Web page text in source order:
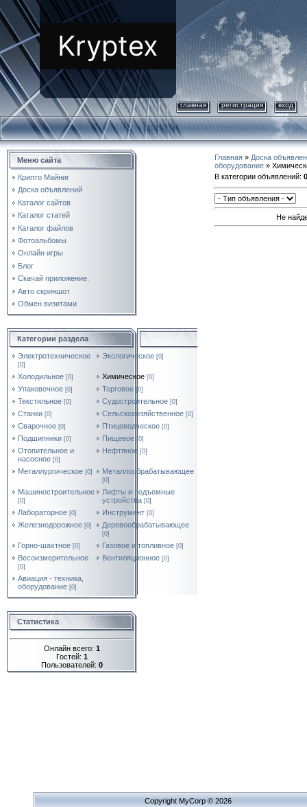
Kryptex
главная регистрация вход
Меню сайта
Крипто Майниг
Доска объявлений
Каталог сайтов
Каталог статей
Каталог файлов
Фотоальбомы
Онлайн игры
Блог
Скачай приложение.
Авто скриншот
Обмен визитами
Категории раздела
Электротехническое
[0]
Экологическое [0]
Холодильное [0] Химическое [0]
Упаковочное [0] Торговое [0]
Текстильное [0] Судостроительное [0]
Станки [0] Сельскохозяйственное [0]
Сварочное [0] Птицеводческое [0]
Подшипники [0] Пищевое [0]
Отопительное и
насосное [0]
Нефтяное [0]
Металлургическое [0] Металлообрабатывающее
[0]
Машиностроительное
[0]
Лифты и подъемные
устройства [0]
Лабораторное [0] Инструмент [0]
Железнодорожное [0] Деревообрабатывающее
[0]
Горно-шахтное [0] Газовое и топливное [0]
Весоизмерительное
[0]
Вентиляционное [0]
Авиация - техника,
оборудование [0]
Статистика
Онлайн всего: 1
Гостей: 1
Пользователей: 0
Главная » Доска
оборудование »
В категории объявлений: 0
Не
Copyright MyCorp © 2026